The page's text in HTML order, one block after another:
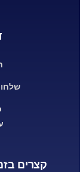
שלחו
קצרים